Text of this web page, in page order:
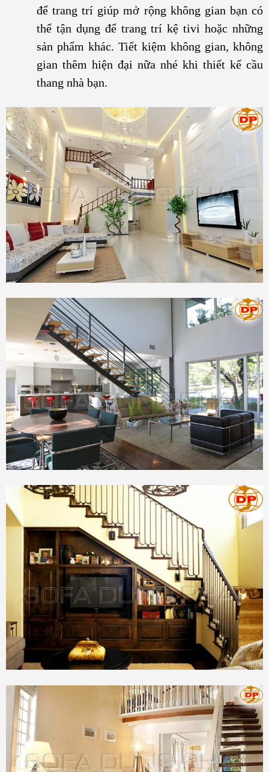
để trang trí giúp mở rộng không gian bạn có
thể tận dụng để trang trí kệ tivi hoặc những
sản phẩm khác. Tiết kiệm không gian, không
gian thêm hiện đại nữa nhé khi thiết kế cầu
thang nhà bạn.